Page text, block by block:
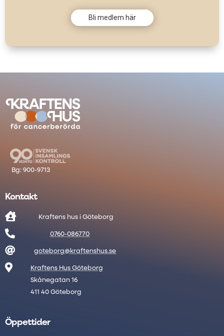
Bli medlem här
Kontakt
 Kraftens hus i Göteborg
 0760-086770
 goteborg@kraftenshus.se

Kraftens Hus Göteborg
Skånegatan 16
411 40 Göteborg
Öppettider